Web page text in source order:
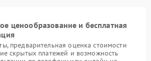
ценообразование и бесплатная
предварительная оценка стоимости
скрытых платежей и возможность